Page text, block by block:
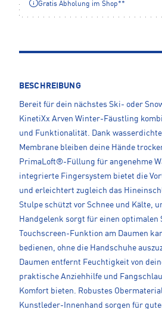
Gratis Abholung im Shop**
BESCHREIBUNG
Bereit für dein nächstes Ski- oder
KinetiXx Arven Winter-Fäustling
und Funktionalität. Dank
Membrane bleiben deine Hände
PrimaLoft®-Füllung für angenehme
integrierte Fingersystem bietet die
und erleichtert zugleich das
Stulpe schützt vor Schnee und Kälte,
Handgelenk sorgt für einen optimalen
Touchscreen-Funktion am Daumen
bedienen, ohne die Handschuhe
Daumen entfernt Feuchtigkeit von
praktische Anziehhilfe und
Komfort bieten. Robustes
Kunstleder-Innenhand sorgen für